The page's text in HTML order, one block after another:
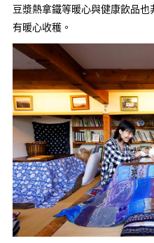
豆漿熱拿鐵等暖心與健康飲品
有暖心收穫。